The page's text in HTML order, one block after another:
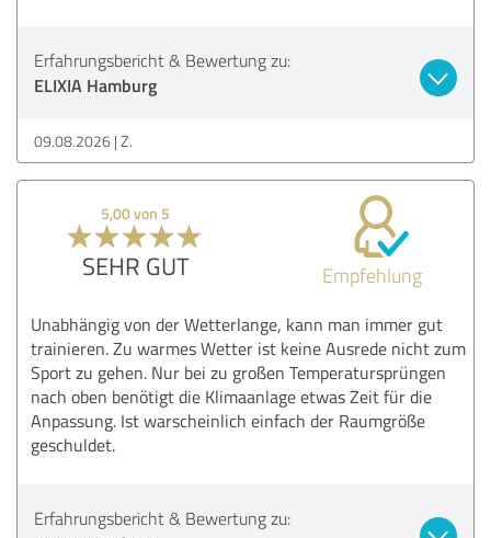
Erfahrungsbericht & Bewertung zu:
ELIXIA Hamburg
09.08.2026 Z.
5,00 von 5
SEHR GUT Empfehlung
Unabhängig von der Wetterlange, kann man immer gut
trainieren. Zu warmes Wetter ist keine Ausrede nicht zum
Sport zu gehen. Nur bei zu großen Temperatursprüngen
nach oben benötigt die Klimaanlage etwas Zeit für die
Anpassung. Ist warscheinlich einfach der Raumgröße
geschuldet.
Erfahrungsbericht & Bewertung zu: